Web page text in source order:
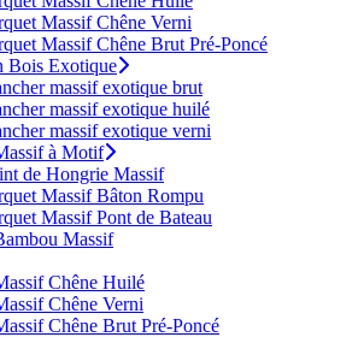
Massif Chêne Verni
Massif Chêne Brut Pré-Poncé
Bois Exotique
massif exotique brut
massif exotique huilé
massif exotique verni
à Motif
de Hongrie Massif
Massif Bâton Rompu
Massif Pont de Bateau
Massif
Chêne Huilé
Chêne Verni
Chêne Brut Pré-Poncé